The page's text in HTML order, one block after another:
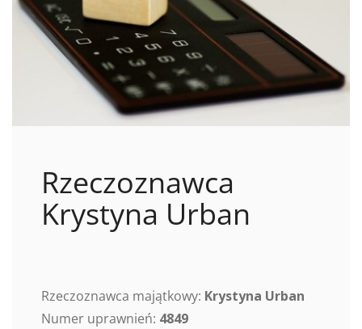
Rzeczoznawca
Krystyna Urban
Rzeczoznawca majątkowy: Krystyna Urban
Numer uprawnień: 4849